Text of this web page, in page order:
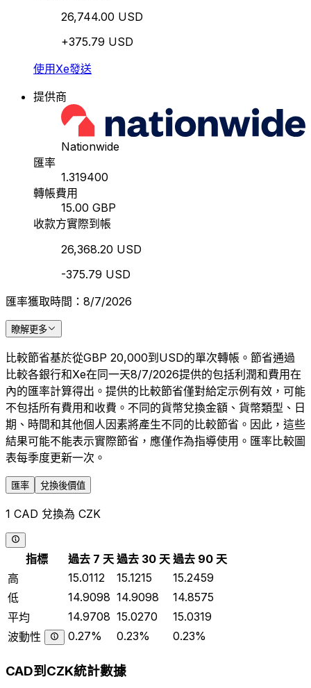
26,744.00 USD
+375.79 USD
使用Xe發送
提供商
Nationwide
匯率
1.319400
轉帳費用
15.00 GBP
收款方實際到帳
26,368.20 USD
-375.79 USD
匯率獲取時間：8/7/2026
瞭解更多
比較節省基於從GBP 20,000到USD的單次轉帳。節省通過
比較各銀行和Xe在同一天8/7/2026提供的包括利潤和費用在
內的匯率計算得出。提供的比較節省僅對給定示例有效，可能
不包括所有費用和收費。不同的貨幣兌換金額、貨幣類型、日
期、時間和其他個人因素將產生不同的比較節省。因此，這些
結果可能不能表示實際節省，應僅作為指導使用。匯率比較圖
表每季度更新一次。
匯率 兌換後價值
1 CAD 兌換為 CZK
指標 過去 7 天 過去 30 天 過去 90 天
高
15.0112 15.1215
15.2459
低
14.9098 14.9098
14.8575
平均
14.9708 15.0270
15.0319
波動性
0.27% 0.23% 0.23%
CAD到CZK統計數據